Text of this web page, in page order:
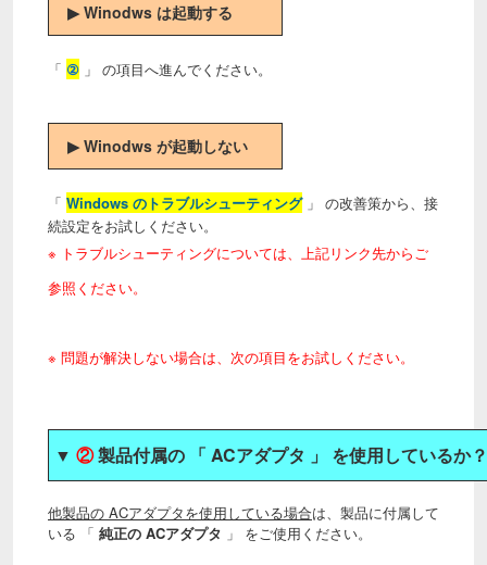
▶ Winodws は起動する
「 ② 」 の項目へ進んでください。
▶ Winodws が起動しない
「 Windows のトラブルシューティング 」 の改善策から、接
続設定をお試しください。
※ トラブルシューティングについては、上記リンク先からご
参照ください。
※ 問題が解決しない場合は、次の項目をお試しください。
▼ ②製品付属の 「 ACアダプタ 」 を使用しているか？
他製品の ACアダプタを使用している場合は、製品に付属して
いる 「 純正の ACアダプタ 」 をご使用ください。